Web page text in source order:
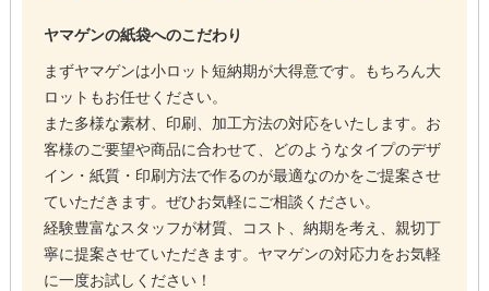
ヤマゲンの紙袋へのこだわり
まずヤマゲンは小ロット短納期が大得意です。もちろん大
ロットもお任せください。
また多様な素材、印刷、加工方法の対応をいたします。お
客様のご要望や商品に合わせて、どのようなタイプのデザ
イン・紙質・印刷方法で作るのが最適なのかをご提案させ
ていただきます。ぜひお気軽にご相談ください。
経験豊富なスタッフが材質、コスト、納期を考え、親切丁
寧に提案させていただきます。ヤマゲンの対応力をお気軽
に一度お試しください！